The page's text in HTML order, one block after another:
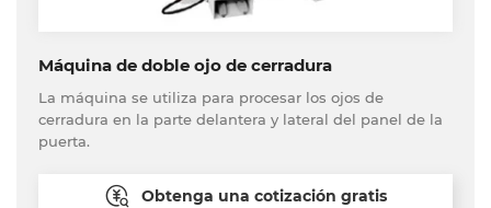
Máquina de doble ojo de cerradura
La máquina se utiliza para procesar los ojos de
cerradura en la parte delantera y lateral del panel de la
puerta.
Obtenga una cotización gratis